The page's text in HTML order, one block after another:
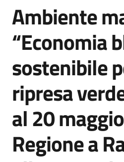
Risorse
Agenzia
di
informazione
comunicazione
Salta al contenuto
Ambiente
“Economia
sostenibile
ripresa
al 20
Regione a